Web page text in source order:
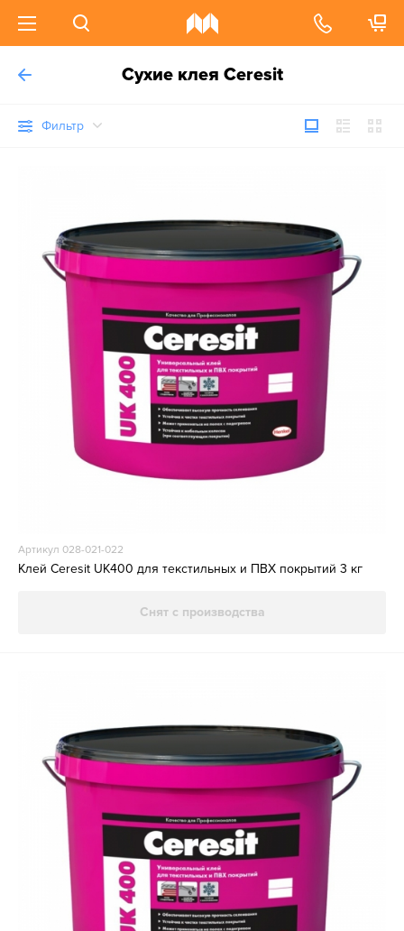
Сухие клея Ceresit
Фильтр
Артикул 028-021-022
Клей Ceresit UK400 для текстильных и ПВХ покрытий 3 кг
Снят с производства